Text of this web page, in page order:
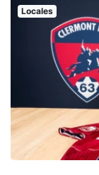
Locales